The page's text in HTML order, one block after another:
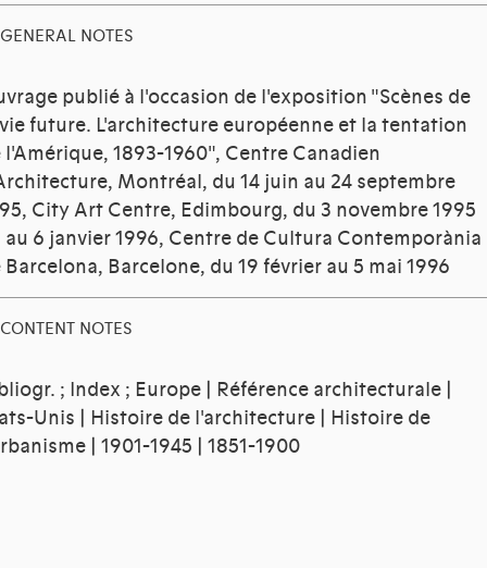
GENERAL NOTES
publié à l'occasion de l'exposition "Scènes de
future. L'architecture européenne et la tentation
l'Amérique, 1893-1960", Centre Canadien
Montréal, du 14 juin au 24 septembre
City Art Centre, Edimbourg, du 3 novembre 1995
au 6 janvier 1996, Centre de Cultura Contemporània
Barcelona, Barcelone, du 19 février au 5 mai 1996
CONTENT NOTES
; Index ; Europe | Référence architecturale |
Unis | Histoire de l'architecture | Histoire de
| 1901-1945 | 1851-1900